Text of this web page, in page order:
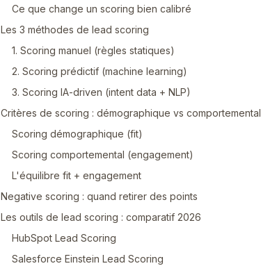
Ce que change un scoring bien calibré
Les 3 méthodes de lead scoring
1. Scoring manuel (règles statiques)
2. Scoring prédictif (machine learning)
3. Scoring IA-driven (intent data + NLP)
Critères de scoring : démographique vs comportemental
Scoring démographique (fit)
Scoring comportemental (engagement)
L'équilibre fit + engagement
Negative scoring : quand retirer des points
Les outils de lead scoring : comparatif 2026
HubSpot Lead Scoring
Salesforce Einstein Lead Scoring